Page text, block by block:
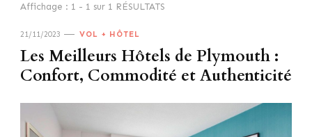
Affichage : 1 - 1 sur 1 RÉSULTATS
21/11/2023 VOL + HÔTEL
Les Meilleurs Hôtels de Plymouth :
Confort, Commodité et Authenticité